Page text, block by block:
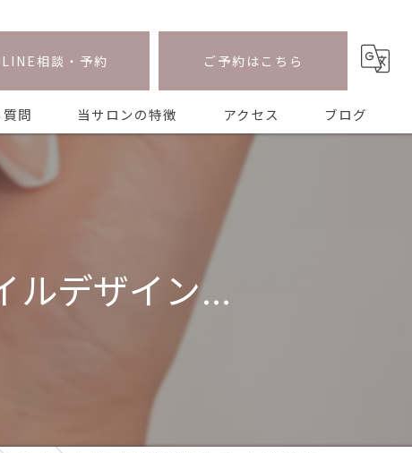
LINE相談・予約 ご予約はこちら
問 当サロンの特徴
マグネット
アクセス ブログ
ルデザイン...